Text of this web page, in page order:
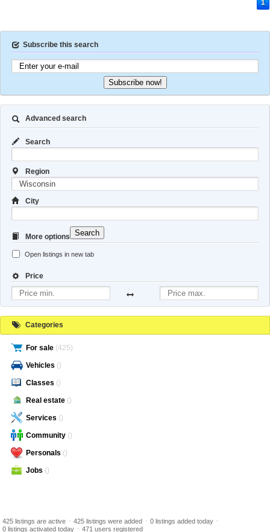
1
Subscribe this search
Subscribe now!
Advanced search
Search
Region
City
More options
Open listings in new tab
Price
Search
Categories
For sale (425)
Vehicles ()
Classes ()
Real estate ()
Services ()
Community ()
Personals ()
Jobs ()
425 listings are active - 425 listings were added - 0 listings added today -
0 listings activated today - 471 users registered